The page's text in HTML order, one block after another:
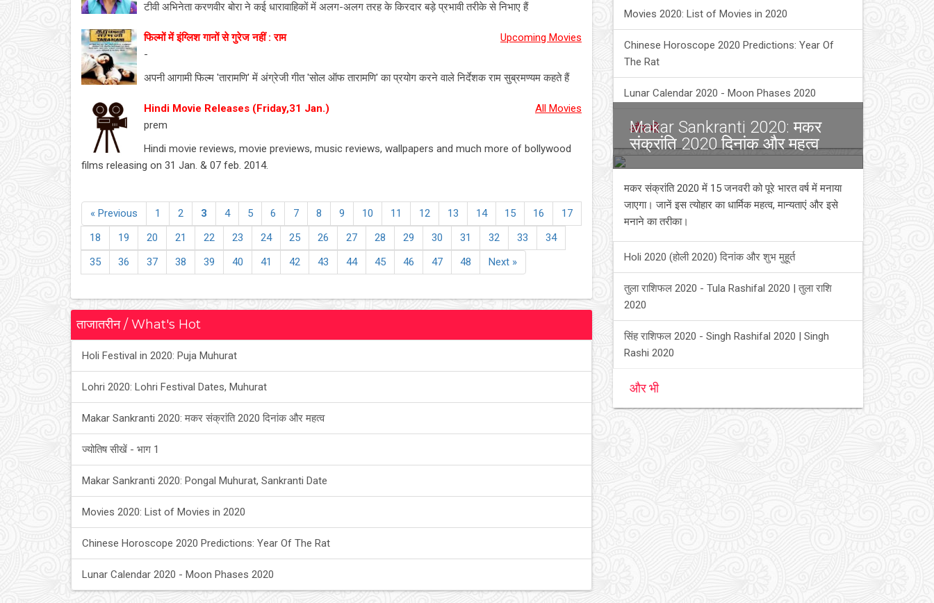
टीवी अभिनेता करणवीर बोरा ने कई धारावाहिकों में अलग-अलग तरह के किरदार बड़े प्रभावी तरीके से निभाए हैं
फिल्मों में इंग्लिश गानों से गुरेज नहीं : राम
Upcoming Movies
-
अपनी आगामी फिल्म 'तारामणि' में अंग्रेजी गीत 'सोल ऑफ तारामणि' का प्रयोग करने वाले निर्देशक राम सुब्रमण्यम कहते हैं
Hindi Movie Releases (Friday,31 Jan.)
All Movies
prem
Hindi movie reviews, movie previews, music reviews, wallpapers and much more of bollywood
films releasing on 31 Jan. & 07 feb. 2014.
« Previous 1 2 3 4 5 6 7 8 9 10 11 12 13 14 15 16
17
18
19 20 21 22 23 24 25 26 27 28 29 30 31 32 33
34
35
36 37 38 39 40 41 42 43 44 45 46 47 48 Next »
ताजातरीन / What's Hot
Holi Festival in 2020: Puja Muhurat
Lohri 2020: Lohri Festival Dates, Muhurat
Makar Sankranti 2020: मकर संक्रांति 2020 दिनांक और महत्व
ज्योतिष सीखें - भाग 1
Makar Sankranti 2020: Pongal Muhurat, Sankranti Date
Movies 2020: List of Movies in 2020
Chinese Horoscope 2020 Predictions: Year Of The Rat
Lunar Calendar 2020 - Moon Phases 2020
Movies 2020: List of Movies in 2020
Chinese Horoscope 2020 Predictions: Year Of
The Rat
Lunar Calendar 2020 - Moon Phases 2020
और भी
Makar Sankranti 2020: मकर
संक्रांति 2020 दिनांक और महत्व
मकर संक्रांति 2020 में 15 जनवरी को पूरे भारत वर्ष में मनाया
जाएगा। जानें इस त्योहार का धार्मिक महत्व, मान्यताएं और इसे
मनाने का तरीका।
Holi 2020 (होली 2020) दिनांक और शुभ मुहूर्त
तुला राशिफल 2020 - Tula Rashifal 2020 | तुला राशि
2020
सिंह राशिफल 2020 - Singh Rashifal 2020 | Singh
Rashi 2020
और भी